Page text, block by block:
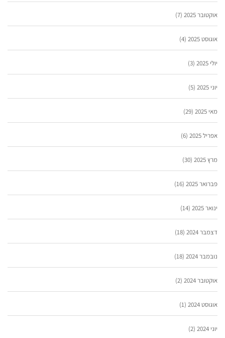
אוקטובר 2025 (7)
אוגוסט 2025 (4)
יולי 2025 (3)
יוני 2025 (5)
מאי 2025 (29)
אפריל 2025 (6)
מרץ 2025 (30)
פברואר 2025 (16)
ינואר 2025 (14)
דצמבר 2024 (18)
נובמבר 2024 (18)
אוקטובר 2024 (2)
אוגוסט 2024 (1)
יוני 2024 (2)